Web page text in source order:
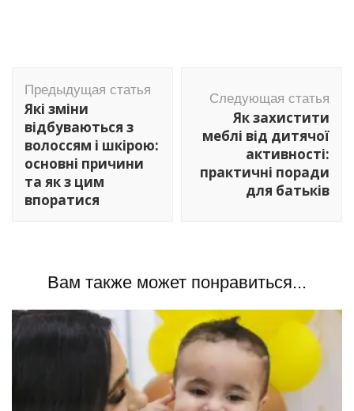
по
записям
Предыдущая статья
Які зміни
відбуваються з
волоссям і шкірою:
основні причини
та як з цим
впоратися
Следующая статья
Як захистити
меблі від дитячої
активності:
практичні поради
для батьків
Вам также может понравиться...